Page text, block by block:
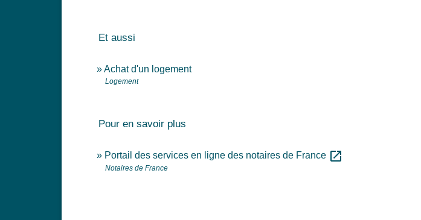
Et aussi
Achat d'un logement
Logement
Pour en savoir plus
Portail des services en ligne des notaires de France open_in_new
Notaires de France